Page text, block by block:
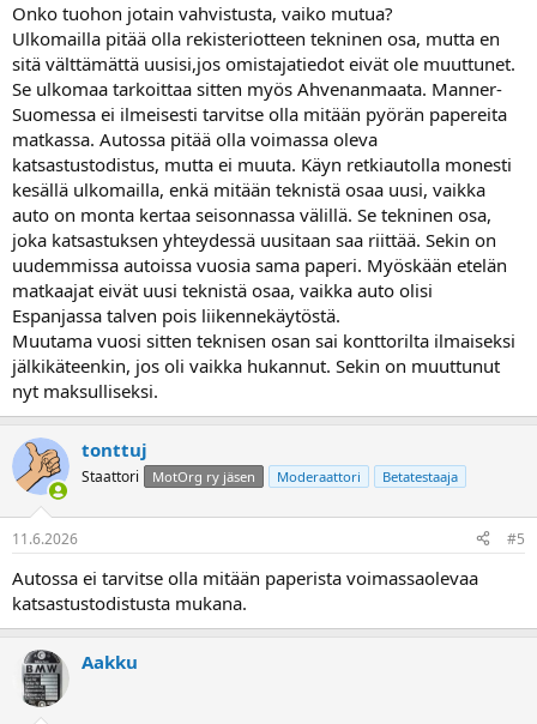
Onko tuohon jotain vahvistusta, vaiko mutua?
Ulkomailla pitää olla rekisteriotteen tekninen osa, mutta en
sitä välttämättä uusisi,jos omistajatiedot eivät ole muuttunet.
Se ulkomaa tarkoittaa sitten myös Ahvenanmaata. Manner-
Suomessa ei ilmeisesti tarvitse olla mitään pyörän papereita
matkassa. Autossa pitää olla voimassa oleva
katsastustodistus, mutta ei muuta. Käyn retkiautolla monesti
kesällä ulkomailla, enkä mitään teknistä osaa uusi, vaikka
auto on monta kertaa seisonnassa välillä. Se tekninen osa,
joka katsastuksen yhteydessä uusitaan saa riittää. Sekin on
uudemmissa autoissa vuosia sama paperi. Myöskään etelän
matkaajat eivät uusi teknistä osaa, vaikka auto olisi
Espanjassa talven pois liikennekäytöstä.
Muutama vuosi sitten teknisen osan sai konttorilta ilmaiseksi
jälkikäteenkin, jos oli vaikka hukannut. Sekin on muuttunut
nyt maksulliseksi.
tonttuj
Staattori MotOrg ry jäsen Moderaattori Betatestaaja
11.6.2026 #5
Autossa ei tarvitse olla mitään paperista voimassaolevaa
katsastustodistusta mukana.
Aakku